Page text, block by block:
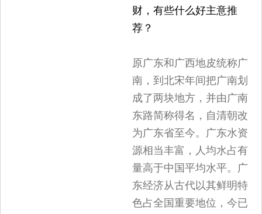
财，有些什么好主意推
荐？
原广东和广西地皮统称广
南，到北宋年间把广南划
成了两块地方，并由广南
东路简称得名，自清朝改
为广东省至今。广东水资
源相当丰富，人均水占有
量高于中国平均水平。广
东经济从古代以其鲜明特
色占全国重要地位，今已